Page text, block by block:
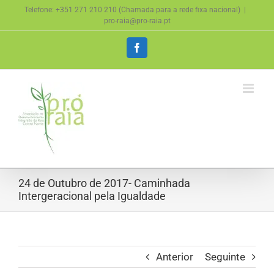
content
Telefone: +351 271 210 210 (Chamada para a rede fixa nacional)
pro-raia@pro-raia.pt
Facebook
24 de Outubro de 2017- Caminhada
Intergeracional pela Igualdade
Anterior Seguinte